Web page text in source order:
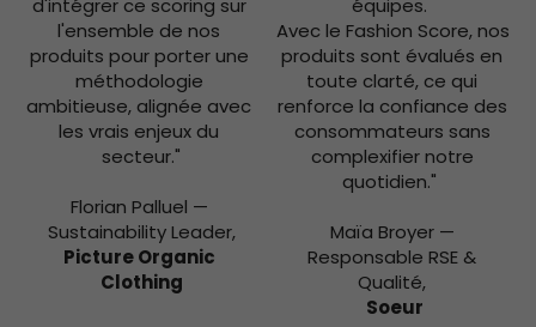
l'ensemble de nos
produits pour porter une
méthodologie
ambitieuse, alignée avec
les vrais enjeux du
secteur."
Florian Palluel —
Sustainability Leader,
Picture Organic
Clothing
Avec le Fashion Score, nos
produits sont évalués en
toute clarté, ce qui
renforce la confiance des
consommateurs sans
complexifier notre
quotidien."
Maïa Broyer —
Responsable RSE &
Qualité,
Soeur